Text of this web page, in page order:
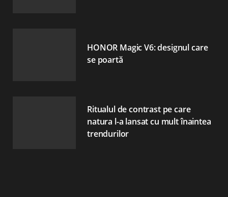
HONOR Magic V6: designul care
se poartă
Ritualul de contrast pe care
natura l-a lansat cu mult înaintea
trendurilor